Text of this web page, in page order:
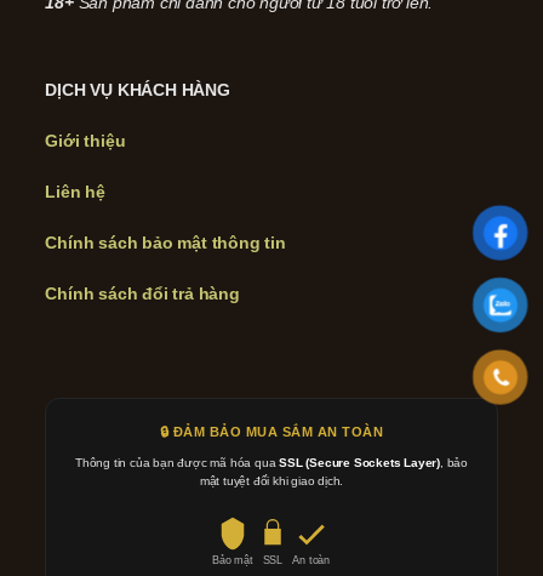
DỊCH VỤ KHÁCH HÀNG
Giới thiệu
Liên hệ
Chính sách bảo mật thông tin
Chính sách đổi trả hàng
🔒 ĐẢM BẢO MUA SẮM AN TOÀN
Thông tin của bạn được mã hóa quaSSL (Secure Sockets Layer) , bảo
mật tuyệt đối khi giao dịch.
Bảo mật SSL An toàn